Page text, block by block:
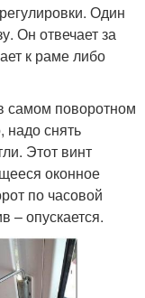
Один
Он отвечает за
к раме либо
самом поворотном
надо снять
Этот винт
оконное
по часовой
– опускается.